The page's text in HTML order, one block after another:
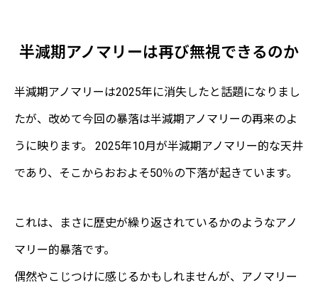
半減期アノマリーは再び無視できるのか
半減期アノマリーは2025年に消失したと話題になりまし
たが、改めて今回の暴落は半減期アノマリーの再来のよ
うに映ります。 2025年10月が半減期アノマリー的な天井
であり、そこからおおよそ50％の下落が起きています。
これは、まさに歴史が繰り返されているかのようなアノ
マリー的暴落です。
偶然やこじつけに感じるかもしれませんが、アノマリー